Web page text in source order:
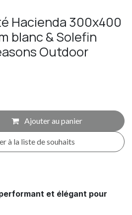
Hacienda 300x400
blanc & Solefin
Outdoor
Ajouter au panier
à la liste de souhaits
et élégant pour